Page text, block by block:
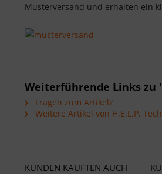
Musterversand und erhalten ein
Weiterführende Links zu
Fragen zum Artikel?
Weitere Artikel von H.E.L.P.
KUNDEN KAUFTEN AUCH